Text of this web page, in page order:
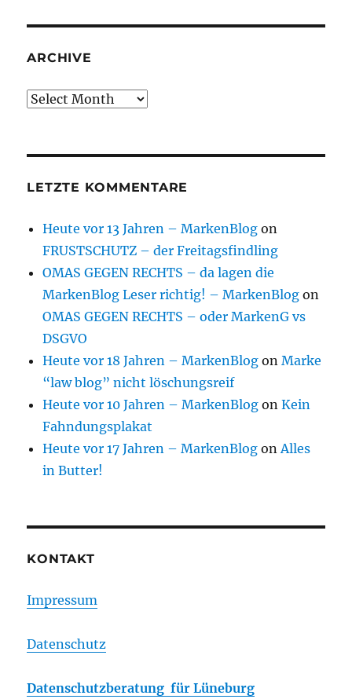
ARCHIVE
Archive
LETZTE KOMMENTARE
Heute vor 13 Jahren – MarkenBlog on
FRUSTSCHUTZ – der Freitagsfindling
OMAS GEGEN RECHTS – da lagen die
MarkenBlog Leser richtig! – MarkenBlog on
OMAS GEGEN RECHTS – oder MarkenG vs
DSGVO
Heute vor 18 Jahren – MarkenBlog onMarke
“law blog” nicht löschungsreif
Heute vor 10 Jahren – MarkenBlog onKein
Fahndungsplakat
Heute vor 17 Jahren – MarkenBlog onAlles
in Butter!
KONTAKT
Impressum
Datenschutz
Datenschutzberatung für Lüneburg